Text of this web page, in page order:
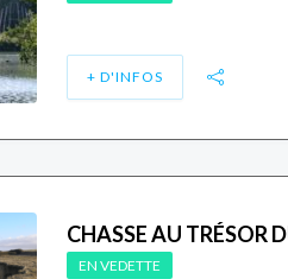
+ D'INFOS
CHASSE AU TRÉSOR
EN VEDETTE